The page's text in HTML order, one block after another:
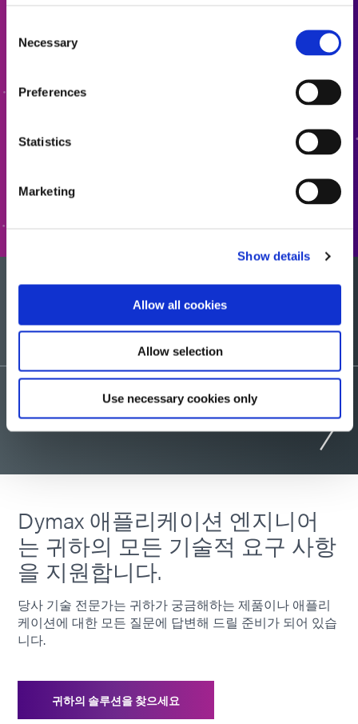
Selection
Necessary
Preferences
Statistics
Marketing
Show details
Allow all cookies
Allow selection
Use necessary cookies only
다음 단계로 나아갈 준비가 되셨나요? Dymax 팀원이 곧
샘플을 원하시나요?
상담요청
Dymax 애플리케이션 엔지니어
는 귀하의 모든 기술적 요구 사항
을 지원합니다.
당사 기술 전문가는 귀하가 궁금해하는 제품이나 애플리
케이션에 대한 모든 질문에 답변해 드릴 준비가 되어 있습
니다.
귀하의 솔루션을 찾으세요